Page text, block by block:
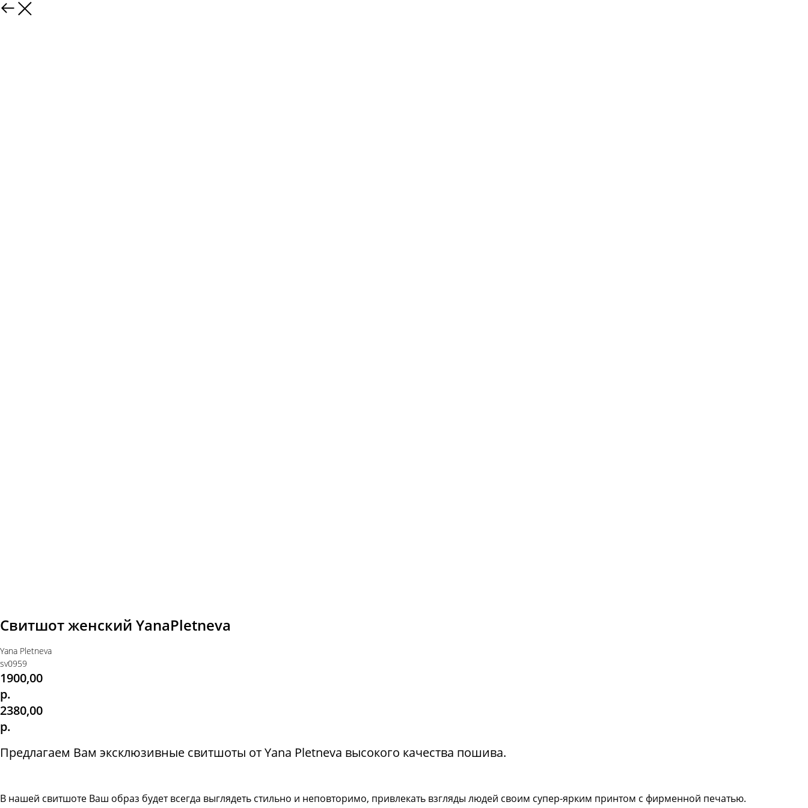
Свитшот женский YanaPletneva
Yana Pletneva
sv0959
1900,00
р.
2380,00
р.
Предлагаем Вам эксклюзивные свитшоты от Yana Pletneva высокого качества пошива.
В нашей свитшоте Ваш образ будет всегда выглядеть стильно и неповторимо, привлекать взгляды людей своим супер-ярким принтом с фирменной печатью.